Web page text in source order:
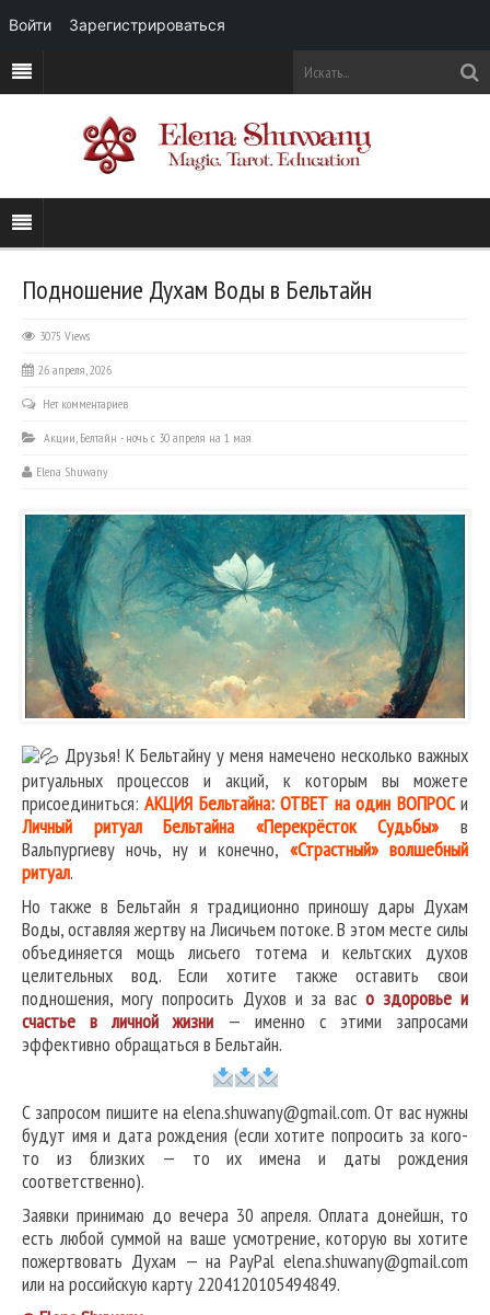
Подношение Духам Воды в Бельтайн
3075 Views
26 апреля, 2026
Нет комментариев
Акции, Белтайн - ночь с 30 апреля на 1 мая
Elena Shuwany
Друзья! К Бельтайну у меня намечено несколько важных
ритуальных процессов и акций, к которым вы можете
присоединиться: АКЦИЯ Бельтайна: ОТВЕТ на один ВОПРОСи
Личный ритуал Бельтайна «Перекрёсток Судьбы» в
Вальпургиеву ночь, ну и конечно, «Страстный» волшебный
ритуал.
Но также в Бельтайн я традиционно приношу дары Духам
Воды, оставляя жертву на Лисичьем потоке. В этом месте силы
объединяется мощь лисьего тотема и кельтских духов
целительных вод. Если хотите также оставить свои
подношения, могу попросить Духов и за васо здоровье и
счастье в личной жизни — именно с этими запросами
эффективно обращаться в Бельтайн.
С запросом пишите на elena.shuwany@gmail.com. От вас нужны
будут имя и дата рождения (если хотите попросить за кого-
то из близких — то их имена и даты рождения
соответственно).
Заявки принимаю до вечера 30 апреля. Оплата донейшн, то
есть любой суммой на ваше усмотрение, которую вы хотите
пожертвовать Духам — на PayPal elena.shuwany@gmail.com
или на российскую карту 2204120105494849.
Войти Зарегистрироваться